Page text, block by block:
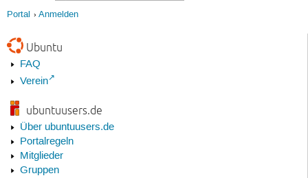
Portal Anmelden
Ubuntu
FAQ
Verein
ubuntuusers.de
Über ubuntuusers.de
Portalregeln
Mitglieder
Gruppen